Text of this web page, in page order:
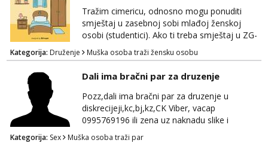
Tražim cimericu, odnosno mogu ponuditi
smještaj u zasebnoj sobi mlađoj ženskoj
osobi (studentici). Ako ti treba smještaj u ZG-
u, a ne želiš plaćati sobu i tako malo uštedjeti,
javi se na mail.
Kategorija: Druženje Muška osoba traži žensku osobu
Dali ima bračni par za druzenje
Pozz,dali ima bračni par za druzenje u
diskrecijeji,kc,bj,kz,CK Viber, vacap
0995769196 ili zena uz naknadu slike i
dopisivanje ne zanima me
Kategorija: Sex Muška osoba traži par